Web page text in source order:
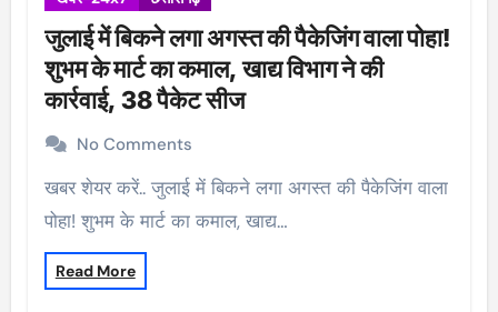
जुलाई में बिकने लगा अगस्त की पैकेजिंग वाला पोहा!
शुभम के मार्ट का कमाल, खाद्य विभाग ने की
कार्रवाई, 38 पैकेट सीज
No Comments
खबर शेयर करें.. जुलाई में बिकने लगा अगस्त की पैकेजिंग वाला
पोहा! शुभम के मार्ट का कमाल, खाद्य…
Read More